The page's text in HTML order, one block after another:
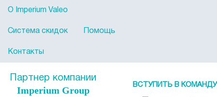
О Imperium Valeo
Система скидок Помощь
Контакты
Партнер компании
Imperium Group
ВСТУПИТЬ В КОМАНДУ